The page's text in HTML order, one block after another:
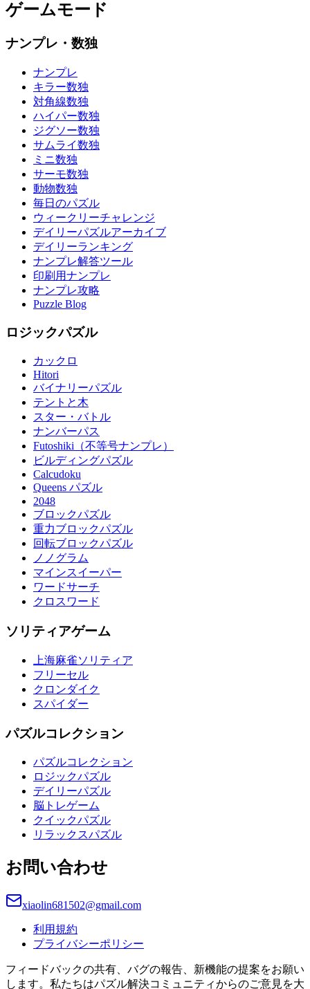
ゲームモード
ナンプレ・数独
ナンプレ
キラー数独
対角線数独
ハイパー数独
ジグソー数独
サムライ数独
ミニ数独
サーモ数独
動物数独
毎日のパズル
ウィークリーチャレンジ
デイリーパズルアーカイブ
デイリーランキング
ナンプレ解答ツール
印刷用ナンプレ
ナンプレ攻略
Puzzle Blog
ロジックパズル
カックロ
Hitori
バイナリーパズル
テントと木
スター・バトル
ナンバーパス
Futoshiki（不等号ナンプレ）
ビルディングパズル
Calcudoku
Queens パズル
2048
ブロックパズル
重力ブロックパズル
回転ブロックパズル
ノノグラム
マインスイーパー
ワードサーチ
クロスワード
ソリティアゲーム
上海麻雀ソリティア
フリーセル
クロンダイク
スパイダー
パズルコレクション
パズルコレクション
ロジックパズル
デイリーパズル
脳トレゲーム
クイックパズル
リラックスパズル
お問い合わせ
xiaolin681502@gmail.com
利用規約
プライバシーポリシー
フィードバックの共有、バグの報告、新機能の提案をお願い
します。私たちはパズル解決コミュニティからのご意見を大